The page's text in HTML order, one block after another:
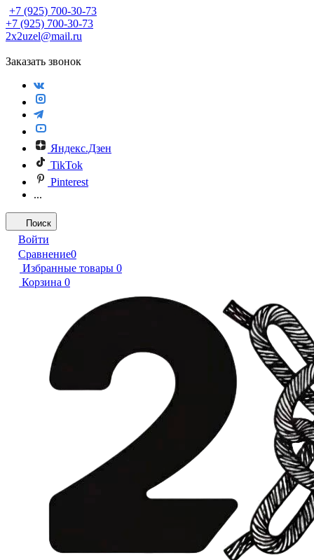
+7 (925) 700-30-73
+7 (925) 700-30-73
2x2uzel@mail.ru
Заказать звонок
Яндекс.Дзен
TikTok
Pinterest
...
Поиск
Войти
Сравнение0
Избранные товары 0
Корзина 0